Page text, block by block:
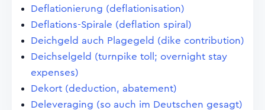
Deflationierung (deflationisation)
Deflations-Spirale (deflation spiral)
Deichgeld auch Plagegeld (dike contribution)
Deichselgeld (turnpike toll; overnight stay
expenses)
Dekort (deduction, abatement)
Deleveraging (so auch im Deutschen gesagt)